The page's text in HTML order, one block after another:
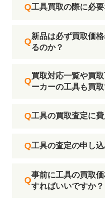
工具買取の際に必
新品は必ず買取価
るのか？
買取対応一覧や買
ーカーの工具も買
工具の買取査定に
工具の査定の申し
事前に工具の買取
すればいいですか？